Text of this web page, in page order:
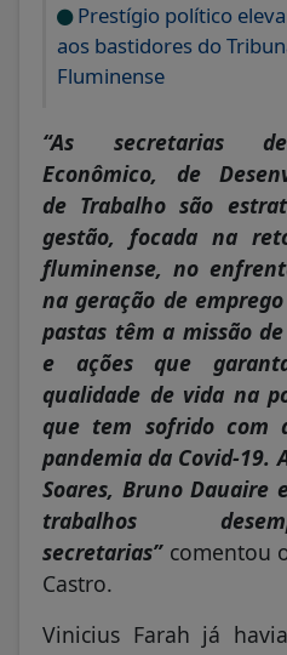
Prestígio político
aos bastidores do
Fluminense
“As secretarias de
Econômico, de
de Trabalho são
gestão, focada na
fluminense, no
na geração de
pastas têm a missão
e ações que
qualidade de vida na
que tem sofrido com
pandemia da Covid-19.
Soares, Bruno Dauaire
trabalhos
secretarias”comentou
Castro.
Vinicius Farah já